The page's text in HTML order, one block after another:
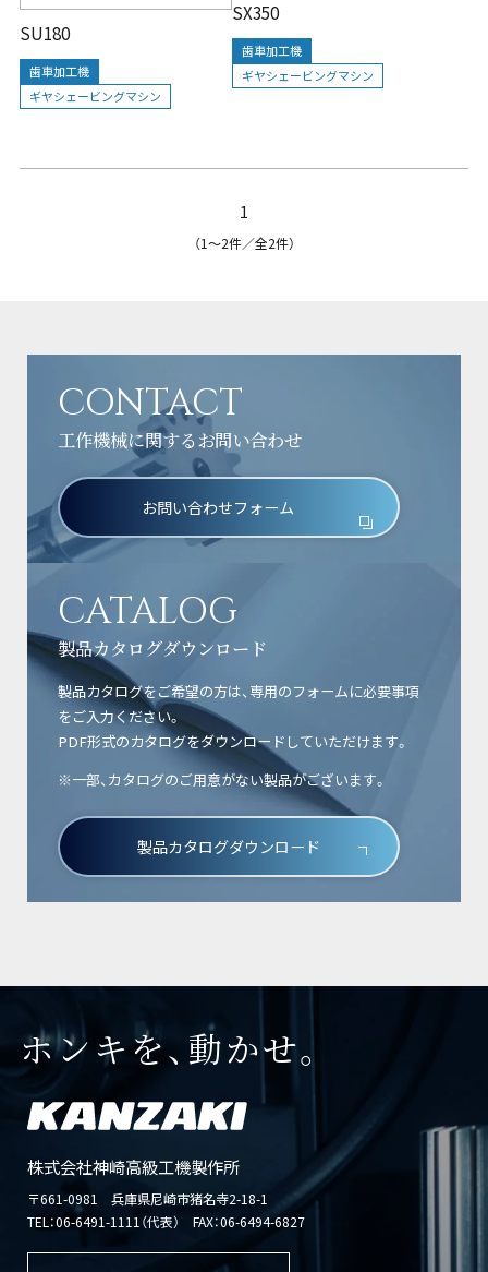
SU180
歯車加工機
ギヤシェービングマシン
SX350
歯車加工機
ギヤシェービングマシン
1
（1〜2件／全2件）
CONTACT
工作機械に関するお問い合わせ
お問い合わせフォーム
CATALOG
製品カタログダウンロード
製品カタログをご希望の方は、専用のフォームに必要事項
をご入力ください。
PDF形式のカタログをダウンロードしていただけます。
※一部、カタログのご用意がない製品がございます。
製品カタログダウンロード
株式会社神崎高級工機製作所
〒661-0981 兵庫県尼崎市猪名寺2-18-1
TEL：06-6491-1111（代表） FAX：06-6494-6827
ホンキを、動かせ。